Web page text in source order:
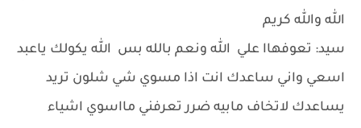
الله والله كريم
سيد: تعوفهاا علي الله ونعم بالله بس الله يكولك ياعبد
اسعي واني ساعدك انت اذا مسوي شي شلون تريد
يساعدك لاتخاف مابيه ضرر تعرفني مااسوي اشياء